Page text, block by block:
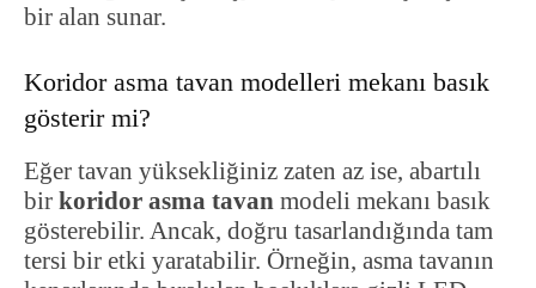
bir alan sunar.
Koridor asma tavan modelleri mekanı basık
gösterir mi?
Eğer tavan yüksekliğiniz zaten az ise, abartılı
bir koridor asma tavan modeli mekanı basık
gösterebilir. Ancak, doğru tasarlandığında tam
tersi bir etki yaratabilir. Örneğin, asma tavanın